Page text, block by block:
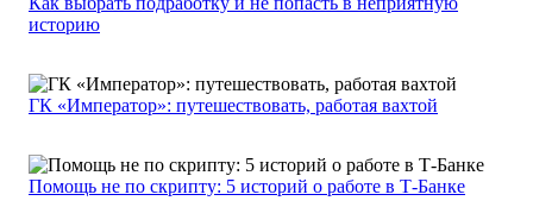
историю
ГК «Император»: путешествовать, работая вахтой
Помощь не по скрипту: 5 историй о работе в Т-Банке